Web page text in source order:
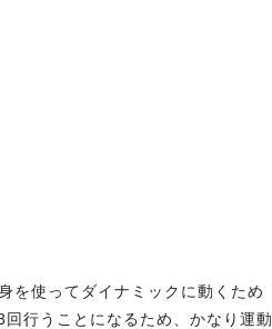
使ってダイナミックに動くため
行うことになるため、かなり運動